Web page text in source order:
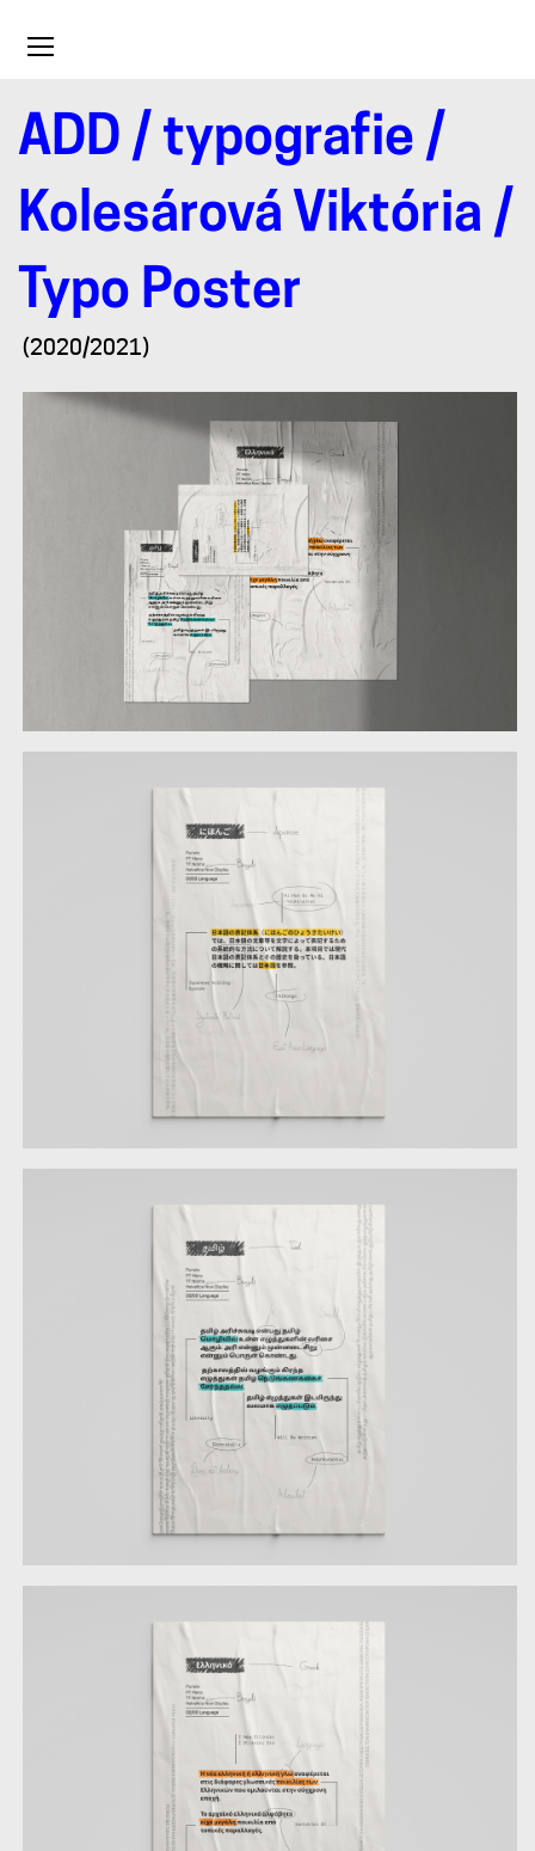
Toggle
ADD / typografie /
Kolesárová Viktória /
Typo Poster
Typo
Poster
(2020/2021)